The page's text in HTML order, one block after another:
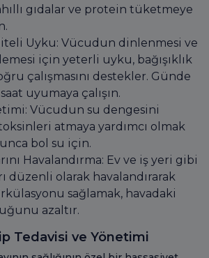
gıdalar ve protein tüketmeye
Uyku: Vücudun dinlenmesi ve
için yeterli uyku, bağışıklık
çalışmasını destekler. Günde
uyumaya çalışın.
Vücudun su dengesini
atmaya yardımcı olmak
bol su için.
Havalandırma: Ev ve iş yeri gibi
düzenli olarak havalandırarak
sağlamak, havadaki
azaltır.
Tedavisi ve Yönetimi